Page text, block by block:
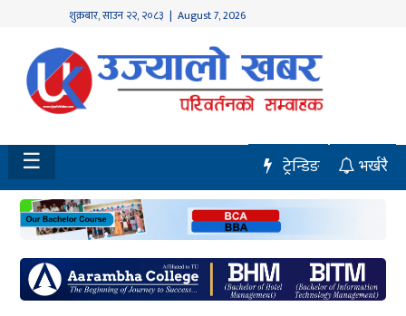
शुक्रबार,साउन २२, २०८३ | August 7, 2026
होमपेज
नवलपुर
विशेष
मध्य
नेपाल
चितवन
सेरोफेरो
☰ भर्खरै
ट्रेन्डिङ